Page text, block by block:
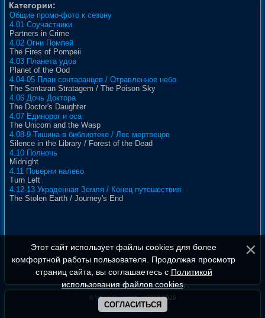
Категории:
Общие промо-фото к сезону
4.01 Соучастники
Partners in Crime
4.02 Огни Помпей
The Fires of Pompeii
4.03 Планета удов
Planet of the Ood
4.04-05 План сонтаранцев / Отравленное небо
The Sontaran Stratagem / The Poison Sky
4.06 Дочь Доктора
The Doctor's Daughter
4.07 Единорог и оса
The Unicorn and the Wasp
4.08-9 Тишина в библиотеке / Лес мертвецов
Silence in the Library / Forest of the Dead
4.10 Полночь
Midnight
4.11 Поверни налево
Turn Left
4.12-13 Украденная Земля / Конец путешествия
The Stolen Earth / Journey's End
© WhoIsDoctorWho, 2008-2026
Этот сайт использует файлы cookies для более
комфортной работы пользователя. Продолжая просмотр
страниц сайта, вы соглашаетесь с Политикой
использования файлов cookies.
СОГЛАСИТЬСЯ